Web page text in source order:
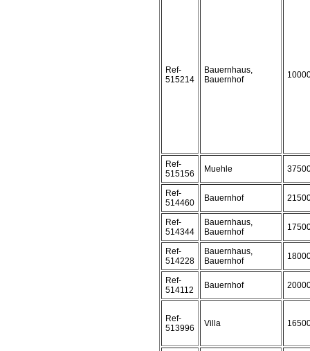
Ref-
515214
Bauernhaus,
Bauernhof
Ref-
515156
Muehle
Ref-
514460
Bauernhof
Ref-
514344
Bauernhaus,
Bauernhof
Ref-
514228
Bauernhaus,
Bauernhof
Ref-
514112
Bauernhof
Ref-
513996
Villa